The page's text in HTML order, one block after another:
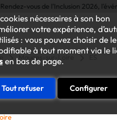
nécessaires à son bon
votre expérience,
: vous pouvez choisir de
à tout moment via le
en bas de page.
Tout refuser Configurer
vous de l'Inclusion 2026,
Mauges-sur-Loire